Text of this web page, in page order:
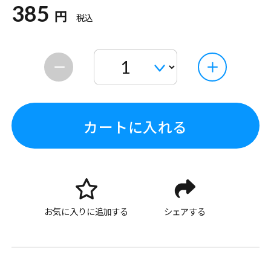
385 円 税込
カートに入れる
お気に入りに追加する シェアする